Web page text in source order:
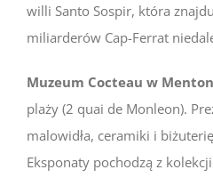
willi Santo Sospir, która
miliarderów Cap-Ferrat
Muzeum Cocteau w Menton
plaży (2 quai de Monleon).
malowidła, ceramiki i
Eksponaty pochodzą z